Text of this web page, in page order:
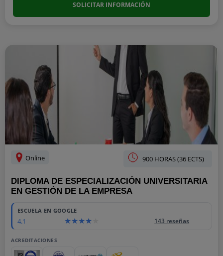
SOLICITAR INFORMACIÓN
Online 900 HORAS (36 ECTS)
DIPLOMA DE ESPECIALIZACIÓN UNIVERSITARIA
EN GESTIÓN DE LA EMPRESA
ESCUELA EN GOOGLE
4.1 143 reseñas
ACREDITACIONES